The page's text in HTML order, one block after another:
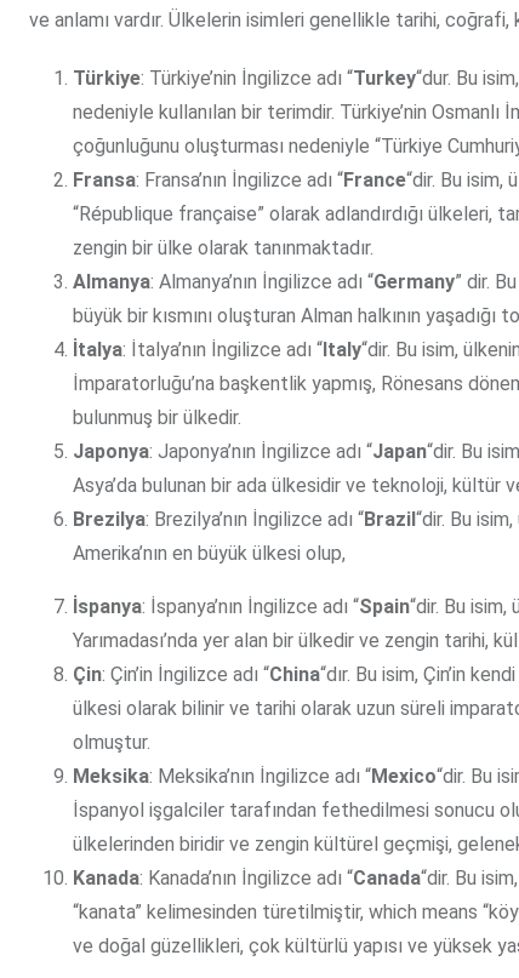
ve anlamı vardır. Ülkelerin isimleri genellikle tarihi,
Türkiye: Türkiye’nin İngilizce adı “Turkey“dur. Bu
nedeniyle kullanılan bir terimdir. Türkiye’nin Osmanlı
çoğunluğunu oluşturması nedeniyle “Türkiye
Fransa: Fransa’nın İngilizce adı “France“dir. Bu isim,
“République française” olarak adlandırdığı ülkeleri,
zengin bir ülke olarak tanınmaktadır.
Almanya: Almanya’nın İngilizce adı “Germany” dir.
büyük bir kısmını oluşturan Alman halkının
İtalya: İtalya’nın İngilizce adı “ Italy“dir. Bu isim,
İmparatorluğu’na başkentlik yapmış, Rönesans
bulunmuş bir ülkedir.
Japonya: Japonya’nın İngilizce adı “Japan“dir. Bu
Asya’da bulunan bir ada ülkesidir ve teknoloji, kültür
Brezilya: Brezilya’nın İngilizce adı “Brazil “dir. Bu
Amerika’nın en büyük ülkesi olup,
İspanya: İspanya’nın İngilizce adı “Spain“dir. Bu
Yarımadası’nda yer alan bir ülkedir ve zengin tarihi,
Çin: Çin’in İngilizce adı “China“dır. Bu isim, Çin’in
ülkesi olarak bilinir ve tarihi olarak uzun süreli
olmuştur.
Meksika: Meksika’nın İngilizce adı “Mexico“dir. Bu
İspanyol işgalciler tarafından fethedilmesi sonucu
ülkelerinden biridir ve zengin kültürel geçmişi,
Kanada: Kanada’nın İngilizce adı “Canada“dir. Bu
“kanata” kelimesinden türetilmiştir, which means
ve doğal güzellikleri, çok kültürlü yapısı ve yüksek